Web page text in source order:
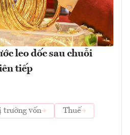
leo dốc sau chuỗi
tiếp
trường vốn
Thuế